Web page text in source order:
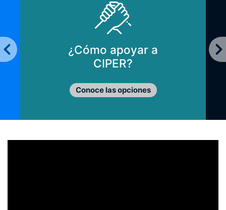
¿Cómo apoyar a
CIPER?
Conoce las opciones